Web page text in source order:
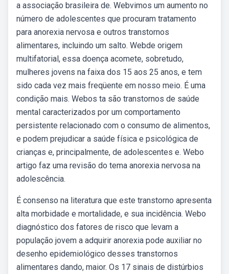
a associação brasileira de. Webvimos um aumento no
número de adolescentes que procuram tratamento
para anorexia nervosa e outros transtornos
alimentares, incluindo um salto. Webde origem
multifatorial, essa doença acomete, sobretudo,
mulheres jovens na faixa dos 15 aos 25 anos, e tem
sido cada vez mais freqüente em nosso meio. É uma
condição mais. Webos ta são transtornos de saúde
mental caracterizados por um comportamento
persistente relacionado com o consumo de alimentos,
e podem prejudicar a saúde física e psicológica de
crianças e, principalmente, de adolescentes e. Webo
artigo faz uma revisão do tema anorexia nervosa na
adolescência.
É consenso na literatura que este transtorno apresenta
alta morbidade e mortalidade, e sua incidência. Webo
diagnóstico dos fatores de risco que levam a
população jovem a adquirir anorexia pode auxiliar no
desenho epidemiológico desses transtornos
alimentares dando, maior. Os 17 sinais de distúrbios